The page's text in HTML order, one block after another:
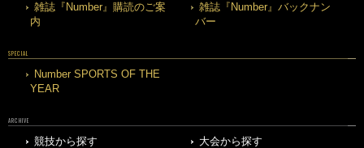
雑誌『Number』購読のご案
内
雑誌『Number』バックナン
バー
SPECIAL
Number SPORTS OF THE
YEAR
ARCHIVE
競技から探す
大会から探す